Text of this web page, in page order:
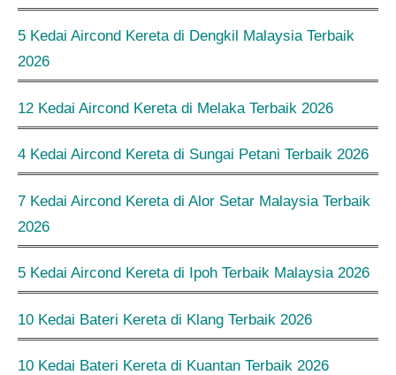
5 Kedai Aircond Kereta di Dengkil Malaysia Terbaik
2026
12 Kedai Aircond Kereta di Melaka Terbaik 2026
4 Kedai Aircond Kereta di Sungai Petani Terbaik 2026
7 Kedai Aircond Kereta di Alor Setar Malaysia Terbaik
2026
5 Kedai Aircond Kereta di Ipoh Terbaik Malaysia 2026
10 Kedai Bateri Kereta di Klang Terbaik 2026
10 Kedai Bateri Kereta di Kuantan Terbaik 2026